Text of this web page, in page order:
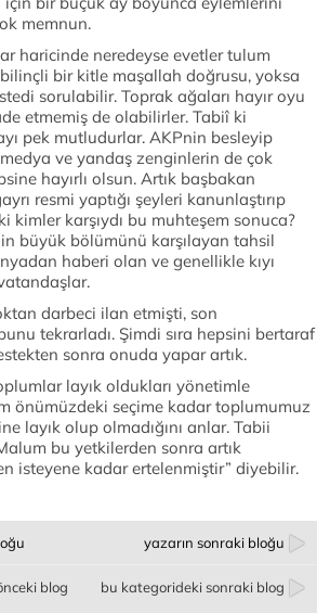
memnun.
haricinde neredeyse evetler tulum
bilinçli bir kitle maşallah doğrusu, yoksa
sorulabilir. Toprak ağaları hayır oyu
etmemiş de olabilirler. Tabiî ki
pek mutludurlar. AKPnin besleyip
ve yandaş zenginlerin de çok
hayırlı olsun. Artık başbakan
resmi yaptığı şeyleri kanunlaştırıp
kimler karşıydı bu muhteşem sonuca?
büyük bölümünü karşılayan tahsil
haberi olan ve genellikle kıyı
darbeci ilan etmişti, son
tekrarladı. Şimdi sıra hepsini bertaraf
sonra onuda yapar artık.
layık oldukları yönetimle
önümüzdeki seçime kadar toplumumuz
layık olup olmadığını anlar. Tabii
bu yetkilerden sonra artık
isteyene kadar ertelenmiştir” diyebilir.
yazarın sonraki bloğu
blog bu kategorideki sonraki blog